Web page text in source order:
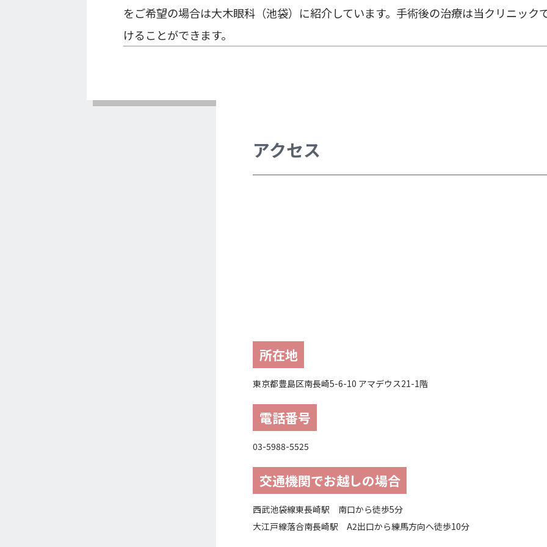
をご希望の場合は大木眼科（池袋）に紹介しています。手術後の治療は当クリニック
けることができます。
アクセス
所在地
東京都豊島区南長崎5-6-10 アマデウス21-1階
電話番号
03-5988-5525
交通機関でお越しの場合
西武池袋線東長崎駅 南口から徒歩5分
大江戸線落合南長崎駅 A2出口から練馬方向へ徒歩10分